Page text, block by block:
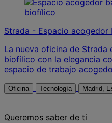
Strada - Espacio
La nueva oficina de Strada
biofílico con la elegancia
espacio de trabajo
Oficina Tecnología
Queremos saber de ti